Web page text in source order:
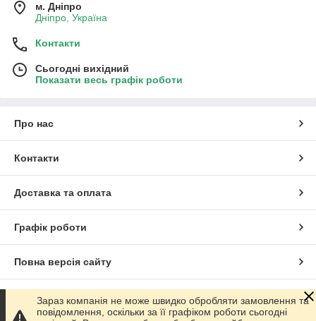
м. Дніпро
Дніпро, Україна
Контакти
Сьогодні вихідний
Показати весь графік роботи
Про нас
Контакти
Доставка та оплата
Графік роботи
Повна версія сайту
Сайт створено на маркетплейсіProm.ua
Зараз компанія не може швидко обробляти замовлення та
повідомлення, оскільки за її графіком роботи сьогодні